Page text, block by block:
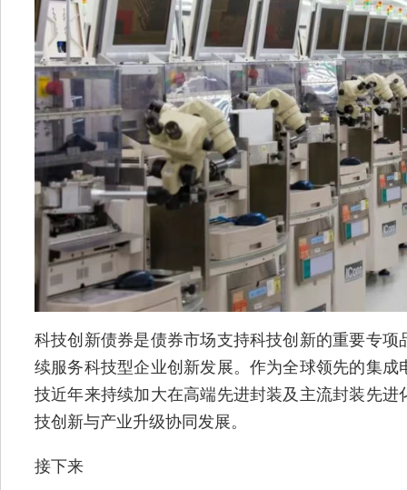
科技创新债券是债券市场支持科技创新的重要专
续服务科技型企业创新发展。作为全球领先的集
技近年来持续加大在高端先进封装及主流封装先
技创新与产业升级协同发展。
接下来